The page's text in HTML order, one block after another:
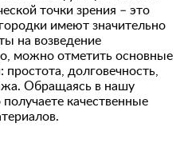
точки зрения – это
имеют значительно
на возведение
можно отметить основные
долговечность,
Обращаясь в нашу
качественные